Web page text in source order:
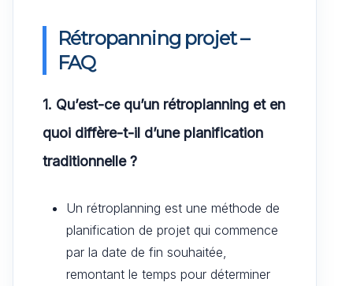
Rétropanning projet –
FAQ
1. Qu’est-ce qu’un rétroplanning et en
quoi diffère-t-il d’une planification
traditionnelle ?
Un rétroplanning est une méthode de
planification de projet qui commence
par la date de fin souhaitée,
remontant le temps pour déterminer